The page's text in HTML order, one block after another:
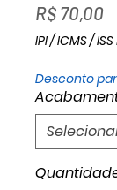
R$ 70,00
IPI / ICMS /
Desconto